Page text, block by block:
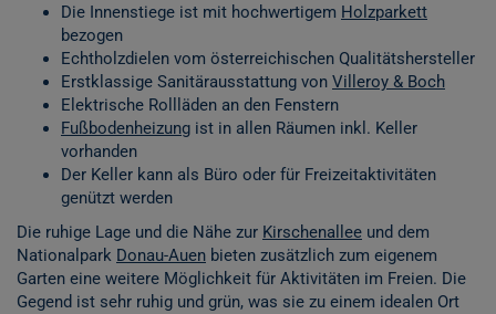
Die Innenstiege ist mit hochwertigem Holzparkett
bezogen
Echtholzdielen vom österreichischen Qualitätshersteller
Erstklassige Sanitärausstattung von Villeroy & Boch
Elektrische Rollläden an den Fenstern
Fußbodenheizung ist in allen Räumen inkl. Keller
vorhanden
Der Keller kann als Büro oder für Freizeitaktivitäten
genützt werden
Die ruhige Lage und die Nähe zur Kirschenallee und dem
Nationalpark Donau-Auen bieten zusätzlich zum eigenem
Garten eine weitere Möglichkeit für Aktivitäten im Freien. Die
Gegend ist sehr ruhig und grün, was sie zu einem idealen Ort